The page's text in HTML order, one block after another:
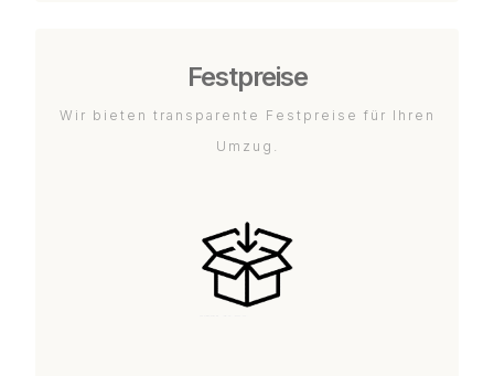
Festpreise
Wir bieten transparente Festpreise für Ihren
Umzug.